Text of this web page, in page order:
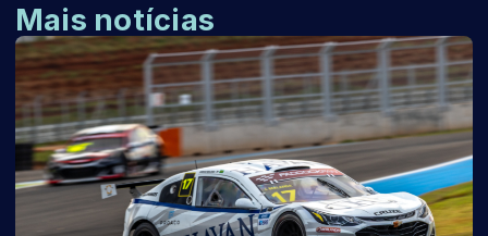
Mais notícias